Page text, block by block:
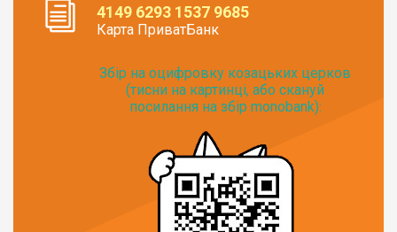
4149 6293 1537 9685
Карта ПриватБанк
Збір на оцифровку козацьких церков
(тисни на картинці, або скануй
посилання на збір monobank):